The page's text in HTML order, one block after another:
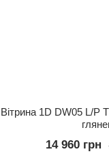
Вітрина 1D DW05 L/P
14 960 грн